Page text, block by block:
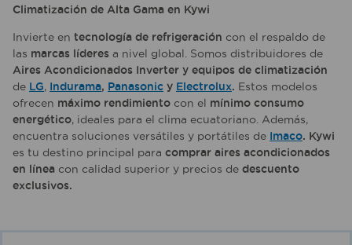
Climatización de Alta Gama en Kywi
Invierte en tecnología de refrigeración con el respaldo de
las marcas líderes a nivel global. Somos distribuidores de
Aires Acondicionados Inverter y equipos de climatización
de LG, Indurama, Panasonic y Electrolux. Estos modelos
ofrecen máximo rendimiento con el mínimo consumo
energético, ideales para el clima ecuatoriano. Además,
encuentra soluciones versátiles y portátiles de Imaco. Kywi
es tu destino principal para comprar aires acondicionados
en línea con calidad superior y precios de descuento
exclusivos.